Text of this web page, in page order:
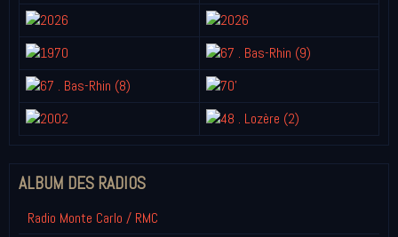
ALBUM DES RADIOS
Radio Monte Carlo / RMC